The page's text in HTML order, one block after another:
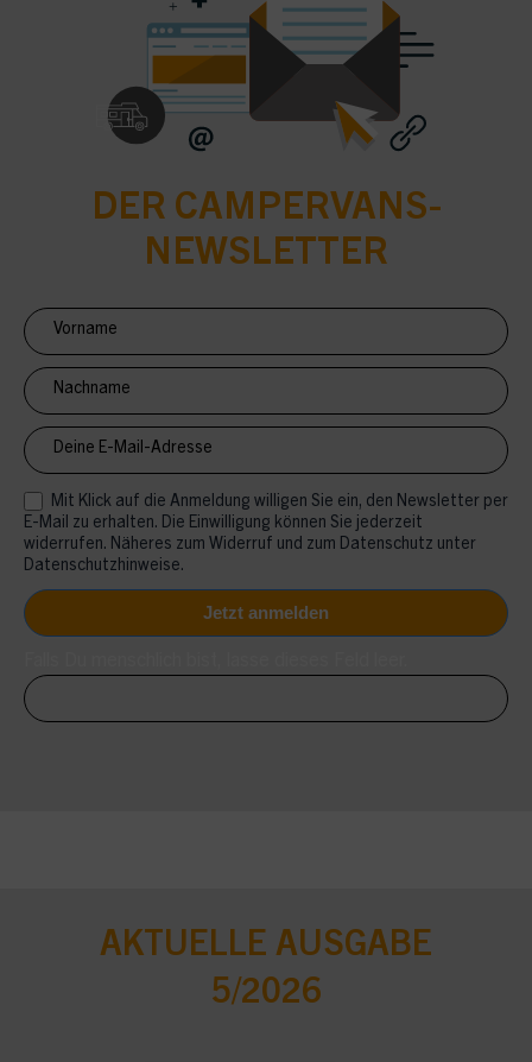
DER CAMPERVANS-
NEWSLETTER
Newsletter
Anmeldung
CV
Mit Klick auf die Anmeldung willigen Sie ein, den Newsletter per
E-Mail zu erhalten. Die Einwilligung können Sie jederzeit
widerrufen. Näheres zum Widerruf und zum Datenschutz unter
Datenschutzhinweise.
AKTUELLE AUSGABE
5/2026